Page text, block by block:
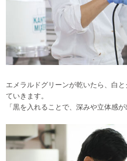
エメラルドグリーンが乾いたら、白
ていきます。
「黒を入れることで、深みや立体感が